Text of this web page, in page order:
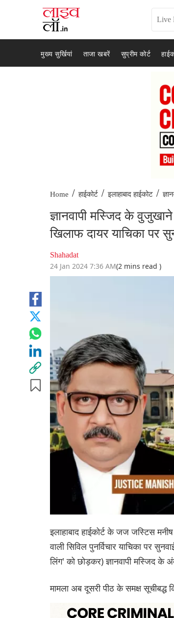
मुख्य सुर्खियां ताजा खबरें सुप्रीम कोर्ट
Home / हाईकोर्ट / इलाहाबाद हाईकोट /
ज्ञानवापी मस्जिद के
खिलाफ दायर याचिका पर
Shahadat
24 Jan 2024 7:36 AM(2 mins read )
इलाहाबाद हाईकोर्ट के जज जस्टिस
वाली सिविल पुनर्विचार याचिका पर
लिंग' को छोड़कर) ज्ञानवापी मस्जिद के
मामला अब दूसरी पीठ के समक्ष